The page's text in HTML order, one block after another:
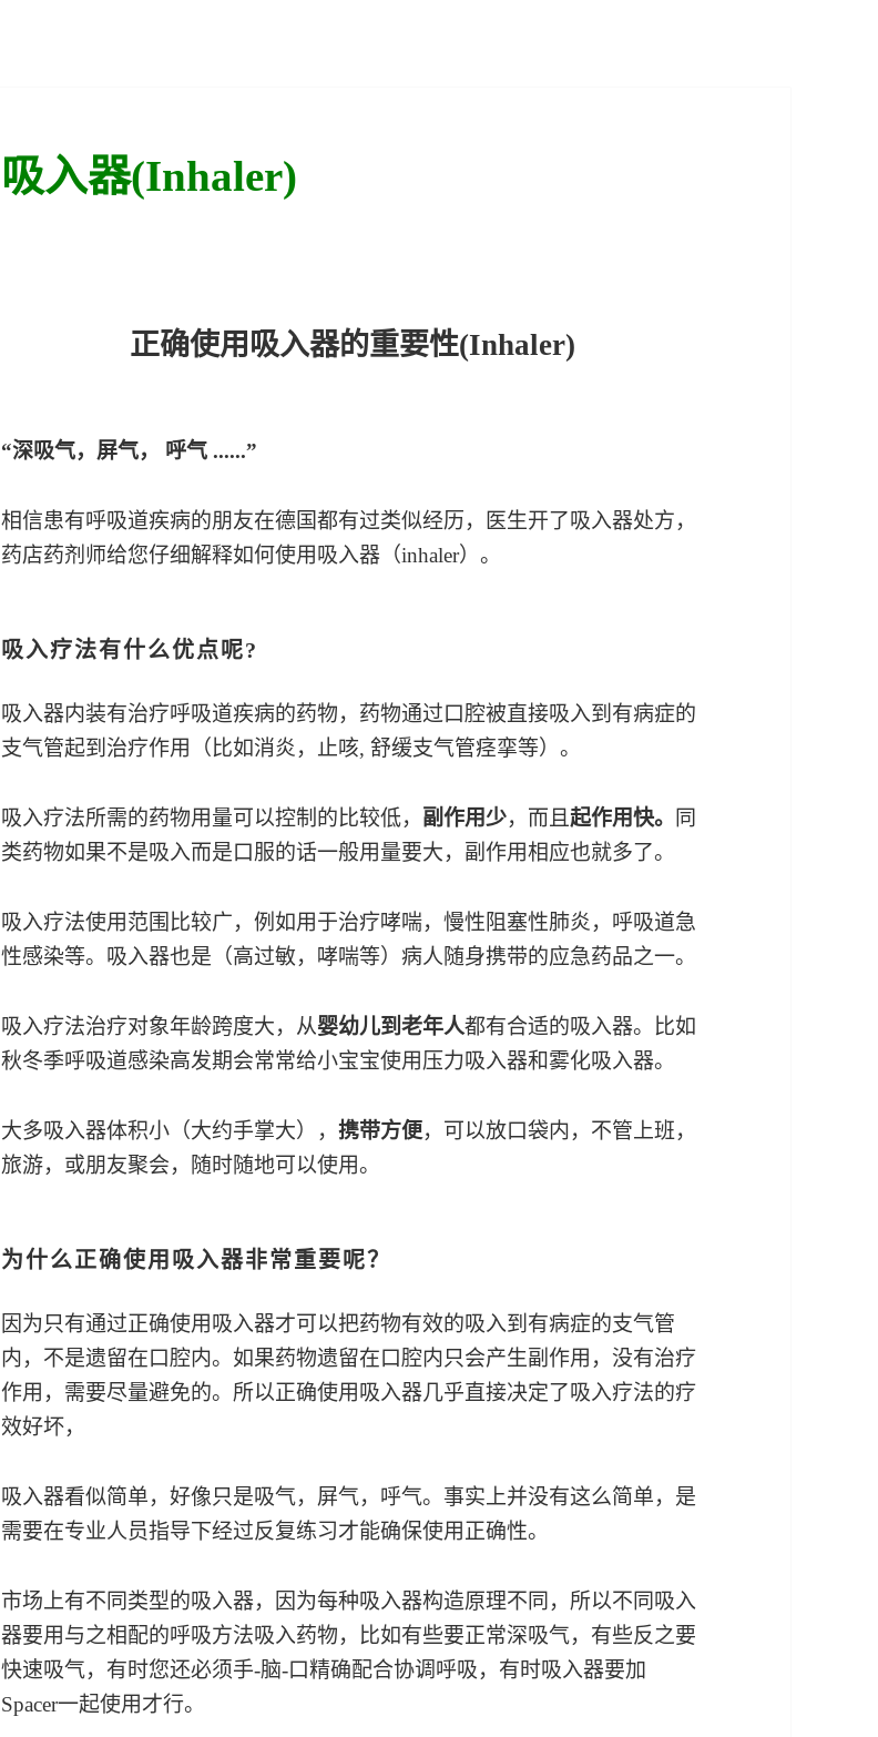
吸入器(Inhaler)
正确使用吸入器的重要性(Inhaler)
“深吸气，屏气， 呼气 ......”
相信患有呼吸道疾病的朋友在德国都有过类似经历，医生开了吸入器处方，
药店药剂师给您仔细解释如何使用吸入器（inhaler）。
吸入疗法有什么优点呢?
吸入器内装有治疗呼吸道疾病的药物，药物通过口腔被直接吸入到有病症的
支气管起到治疗作用（比如消炎，止咳, 舒缓支气管痉挛等）。
吸入疗法所需的药物用量可以控制的比较低， 副作用少，而且 起作用快。
同
类药物如果不是吸入而是口服的话一般用量要大，副作用相应也就多了。
吸入疗法使用范围比较广，例如用于治疗哮喘，慢性阻塞性肺炎，呼吸道急
性感染等。吸入器也是（高过敏，哮喘等）病人随身携带的应急药品之一。
吸入疗法治疗对象年龄跨度大，从婴幼儿到老年人都有合适的吸入器。比如
秋冬季呼吸道感染高发期会常常给小宝宝使用压力吸入器和雾化吸入器。
大多吸入器体积小（大约手掌大），携带方便，可以放口袋内，不管上班，
旅游，或朋友聚会，随时随地可以使用。
为什么正确使用吸入器非常重要呢？
因为只有通过正确使用吸入器才可以把药物有效的吸入到有病症的支气管
内，不是遗留在口腔内。如果药物遗留在口腔内只会产生副作用，没有治疗
作用，需要尽量避免的。所以正确使用吸入器几乎直接决定了吸入疗法的疗
效好坏，
吸入器看似简单，好像只是吸气，屏气，呼气。事实上并没有这么简单，是
需要在专业人员指导下经过反复练习才能确保使用正确性。
市场上有不同类型的吸入器，因为每种吸入器构造原理不同，所以不同吸入
器要用与之相配的呼吸方法吸入药物，比如有些要正常深吸气，有些反之要
快速吸气，有时您还必须手-脑-口精确配合协调呼吸，有时吸入器要加
Spacer一起使用才行。